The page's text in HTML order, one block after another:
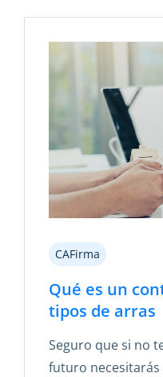
CAFirma
Qué es un
tipos de arras
Seguro que si no
futuro